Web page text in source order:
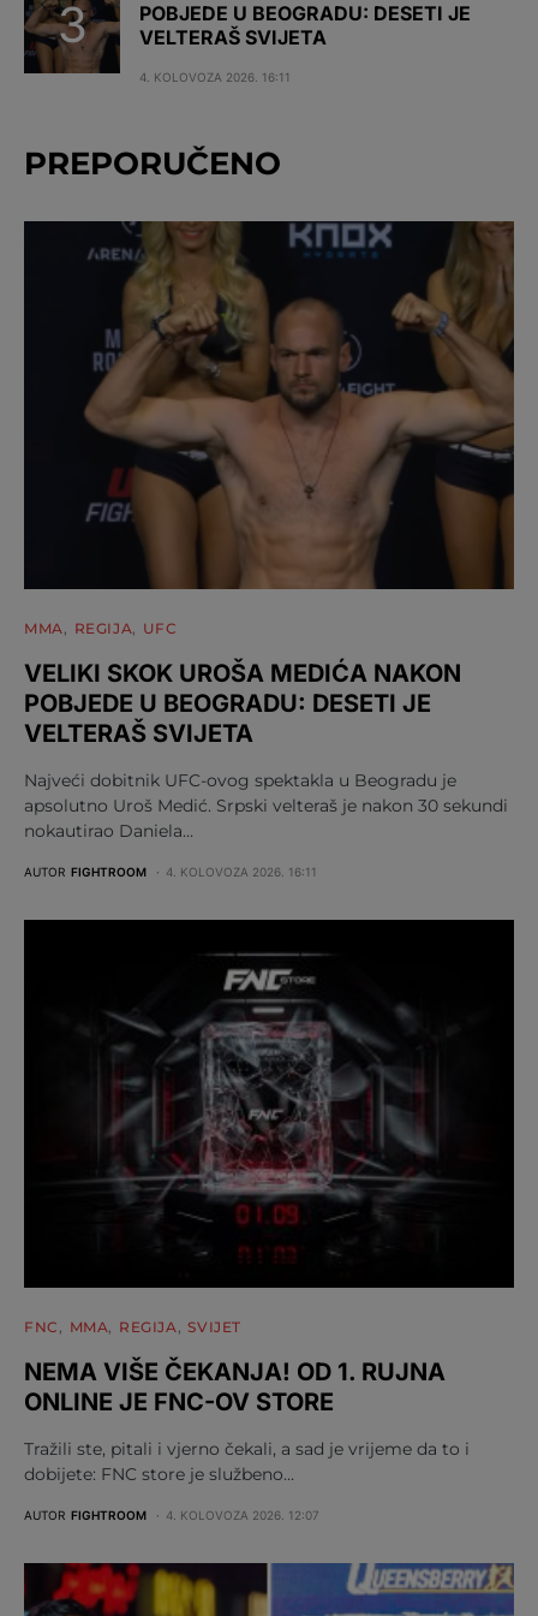
POBJEDE U BEOGRADU: DESETI JE
VELTERAŠ SVIJETA
4. KOLOVOZA 2026. 16:11
PREPORUČENO
MMA REGIJA UFC
VELIKI SKOK UROŠA MEDIĆA NAKON
POBJEDE U BEOGRADU: DESETI JE
VELTERAŠ SVIJETA
Najveći dobitnik UFC-ovog spektakla u Beogradu je
apsolutno Uroš Medić. Srpski velteraš je nakon 30 sekundi
nokautirao Daniela…
AUTOR FIGHTROOM 4. KOLOVOZA 2026. 16:11
FNC MMA REGIJA SVIJET
NEMA VIŠE ČEKANJA! OD 1. RUJNA
ONLINE JE FNC-OV STORE
Tražili ste, pitali i vjerno čekali, a sad je vrijeme da to i
dobijete: FNC store je službeno…
AUTOR FIGHTROOM 4. KOLOVOZA 2026. 12:07